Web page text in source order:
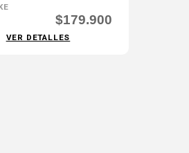
$179.900
VER DETALLES